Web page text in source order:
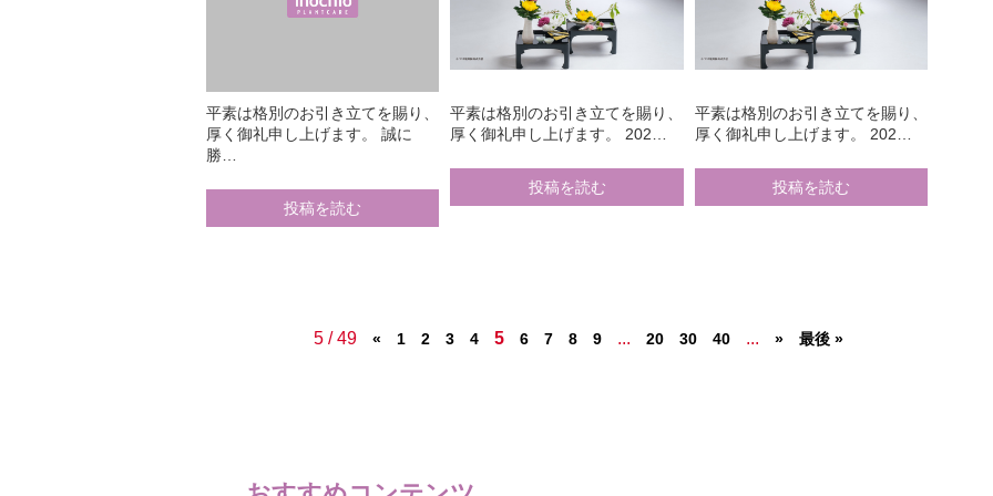
平素は格別のお引き立てを賜り、
厚く御礼申し上げます。 誠に
勝…
投稿を読む
平素は格別のお引き立てを賜り、
厚く御礼申し上げます。 202…
投稿を読む
平素は格別のお引き立てを賜り、
厚く御礼申し上げます。 202…
投稿を読む
5 / 49 « 1 2 3 4 5 6 7 8 9 ... 20 30 40 ... » 最後 »